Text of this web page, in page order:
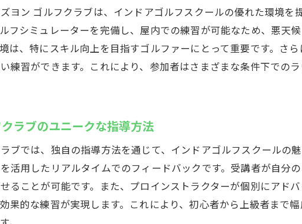
まるで本物のコースをプレイしてい
テクノロジーを駆使した教育プログラ
スズヨンゴルフクラブのシミュレー
天気に左右されない快適な練習空間
インドアならではの安定したプレイ
雨天時にも便利なスズヨンゴルフク
一年中ゴルフを楽しめるおすすめ施設
気候に関わらず練習を続けるために
ヨン ゴルフクラブは、インドアゴルフスクールの優れた環境
フシミュレーターを完備し、屋内での練習が可能なため、悪天
は、特にスキル向上を目指すゴルファーにとって重要です。さ
練習ができます。これにより、参加者はさまざまな条件下での
ラブのユニークな指導方法
ブでは、独自の指導方法を通じて、インドアゴルフスクールの
活用したリアルタイムでのフィードバックです。受講者が自分
ることが可能です。また、プロインストラクターが個別にアド
果的な練習が実現します。これにより、初心者から上級者まで